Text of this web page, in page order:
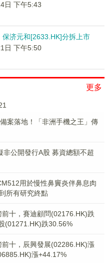
日 下午5:43
保济元和[2633.HK]分拆上市
日 下午5:50
更多
案落地！「非洲手機之王」傳
公開發行A股 募資總額不超
用於慢性鼻竇炎伴鼻息肉
所有研究終點
前十，賽迪顧問(02176.HK)跌
(01271.HK)跌30.56%
前十，辰興發展(02286.HK)漲
漲+44.17%